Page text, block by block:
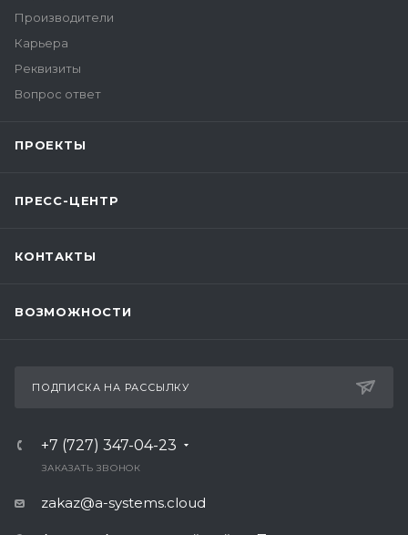
Производители
Карьера
Реквизиты
Вопрос ответ
ПРОЕКТЫ
ПРЕСС-ЦЕНТР
КОНТАКТЫ
ВОЗМОЖНОСТИ
ПОДПИСКА НА РАССЫЛКУ
+7 (727) 347-04-23
ЗАКАЗАТЬ ЗВОНОК
zakaz@a-systems.cloud